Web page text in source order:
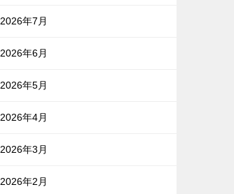
2026年7月
2026年6月
2026年5月
2026年4月
2026年3月
2026年2月